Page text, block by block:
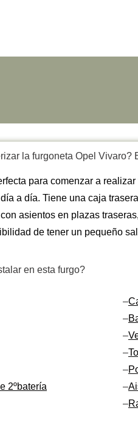
la furgoneta Opel Vivaro?
para comenzar a
a día. Tiene una caja
asientos en plazas
de tener un pequeño
en esta furgo?
2ºbatería
–
–
–
–
–
–
–